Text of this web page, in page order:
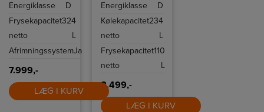
masser af plads
yndlingsmad.
Energiklasse
D
Frysekapacitet
netto
324
L
AfrimningssystemJa
7.999,-
LÆG I KURV
kompatibel
LG ThinQ™-app
temperaturindstillingerne,
tilpasset dine
Energiklasse
D
Kølekapacitet
netto
234
L
Frysekapacitet
netto
110
L
8.499,-
LÆG I KURV